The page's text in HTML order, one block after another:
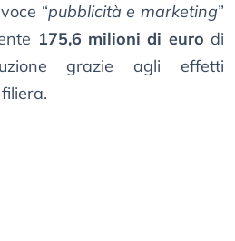
“pubblicità e marketing”
175,6 milioni di euro di
grazie agli effetti